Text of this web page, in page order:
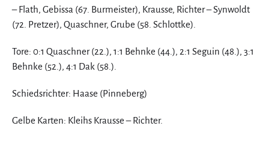
– Flath, Gebissa (67. Burmeister), Krausse, Richter – Synwoldt
(72. Pretzer), Quaschner, Grube (58. Schlottke).
Tore: 0:1 Quaschner (22.), 1:1 Behnke (44.), 2:1 Seguin (48.), 3:1
Behnke (52.), 4:1 Dak (58.).
Schiedsrichter: Haase (Pinneberg)
Gelbe Karten: Kleihs Krausse – Richter.